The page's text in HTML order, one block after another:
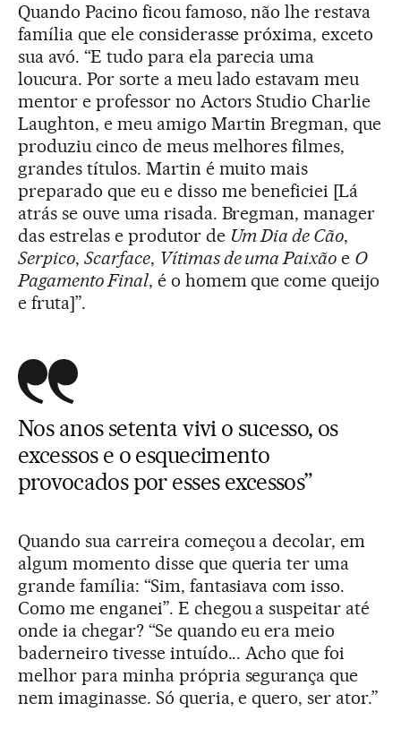
Quando Pacino ficou famoso, não lhe restava
família que ele considerasse próxima, exceto
sua avó. “E tudo para ela parecia uma
loucura. Por sorte a meu lado estavam meu
mentor e professor no Actors Studio Charlie
Laughton, e meu amigo Martin Bregman, que
produziu cinco de meus melhores filmes,
grandes títulos. Martin é muito mais
preparado que eu e disso me beneficiei [Lá
atrás se ouve uma risada. Bregman, manager
das estrelas e produtor de Um Dia de Cão,
Serpico, Scarface, Vítimas de uma Paixão e O
Pagamento Final, é o homem que come queijo
e fruta]”.
Nos anos setenta vivi o sucesso, os
excessos e o esquecimento
provocados por esses excessos”
Quando sua carreira começou a decolar, em
algum momento disse que queria ter uma
grande família: “Sim, fantasiava com isso.
Como me enganei”. E chegou a suspeitar até
onde ia chegar? “Se quando eu era meio
baderneiro tivesse intuído... Acho que foi
melhor para minha própria segurança que
nem imaginasse. Só queria, e quero, ser ator.”